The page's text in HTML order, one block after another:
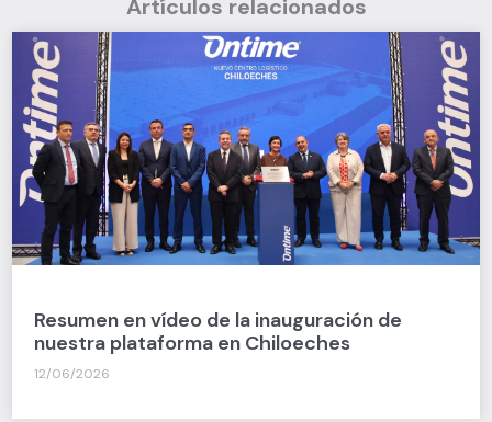
Artículos relacionados
Resumen en vídeo de la inauguración de
nuestra plataforma en Chiloeches
12/06/2026